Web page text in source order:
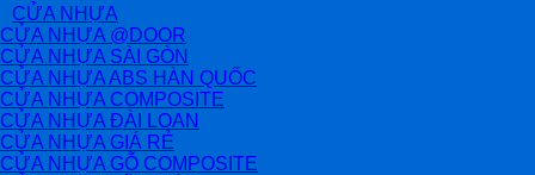
CỬA NHỰA
CỬA NHỰA @DOOR
CỬA NHỰA SÀI GÒN
CỬA NHỰA ABS HÀN QUỐC
CỬA NHỰA COMPOSITE
CỬA NHỰA ĐÀI LOAN
CỬA NHỰA GIÁ RẺ
CỬA NHỰA GỖ COMPOSITE